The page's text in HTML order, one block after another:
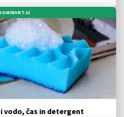
vodo, čas in detergent